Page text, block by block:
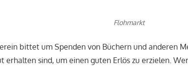
Flohmarkt
bittet um Spenden von Büchern und anderen
erhalten sind, um einen guten Erlös zu erzielen.